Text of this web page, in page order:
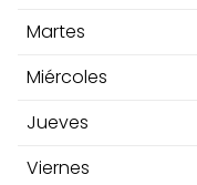
Martes
Miércoles
Jueves
Viernes